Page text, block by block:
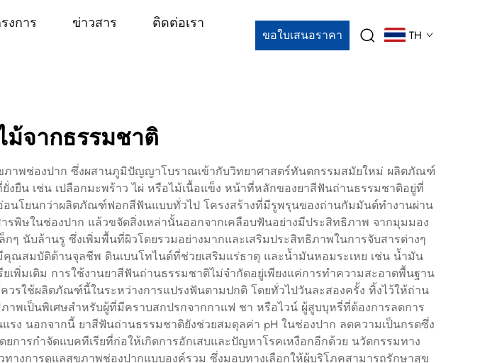
งการ ข่าวสาร
ติดต่อเรา
ขอใบเสนอราคา TH
จากธรรมชาติ
ภาพช่องปาก ซึ่งผสานภูมิปัญญาโบราณเข้ากับวิทยาศาสตร์ทันตกรรมสมัยใหม่ ผลิตภัณฑ์
น เช่น เปลือกมะพร้าว ไผ่ หรือไม้เนื้อแข็ง หน้าที่หลักของยาสีฟันถ่านธรรมชาติอยู่ที่
นโยนกว่าผลิตภัณฑ์ฟอกสีฟันแบบทั่วไป โครงสร้างที่มีรูพรุนของถ่านกัมมันต์ทำงานผ่าน
รพิษในช่องปาก แล้วขจัดสิ่งเหล่านั้นออกจากเคลือบฟันอย่างมีประสิทธิภาพ จากมุมมอง
นับล้านรู ซึ่งเพิ่มพื้นที่ผิวโดยรวมอย่างมากและเสริมประสิทธิภาพในการจับสารต่างๆ
สมบัติต้านจุลชีพ ดินเบนโทไนต์ที่ช่วยเสริมแร่ธาตุ และน้ำมันหอมระเหย เช่น น้ำมัน
พิ่มเติม การใช้งานยาสีฟันถ่านธรรมชาติไม่จำกัดอยู่เพียงแค่การทำความสะอาดพื้นฐาน
รใช้ผลิตภัณฑ์นี้ในระหว่างการแปรงฟันตามปกติ โดยทั่วไปวันละสองครั้ง ทิ้งไว้ให้ถ่าน
พเป็นพิเศษสำหรับผู้ที่มีคราบสกปรกจากกาแฟ ชา หรือไวน์ ผู้สูบบุหรี่ที่ต้องการลดการ
ง นอกจากนี้ ยาสีฟันถ่านธรรมชาติยังช่วยสมดุลค่า pH ในช่องปาก ลดความเป็นกรดซึ่ง
การกำจัดแบคทีเรียที่ก่อให้เกิดการอักเสบและปัญหาโรคเหงือกอีกด้วย นวัตกรรมทาง
งการดูแลสุขภาพช่องปากแบบองค์รวม ซึ่งมอบทางเลือกให้ผู้บริโภคสามารถรักษาสุข